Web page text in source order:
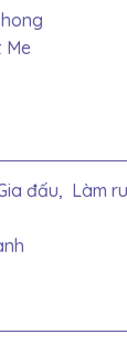
Me
đấu, Làm